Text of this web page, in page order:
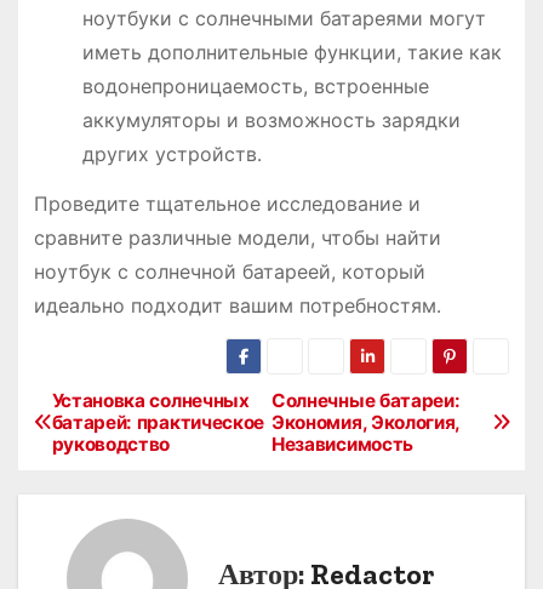
ноутбуки с солнечными батареями могут
иметь дополнительные функции, такие как
водонепроницаемость, встроенные
аккумуляторы и возможность зарядки
других устройств․
Проведите тщательное исследование и
сравните различные модели, чтобы найти
ноутбук с солнечной батареей, который
идеально подходит вашим потребностям․
Н
Солнечные батареи:
Экономия, Экология,
Независимость
Установка солнечных
батарей: практическое
руководство
Автор: Redactor